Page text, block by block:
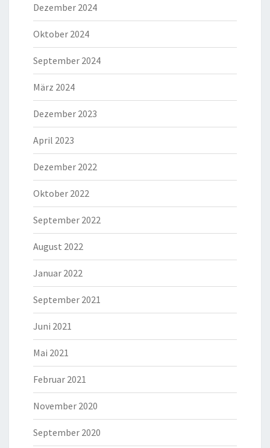
Dezember 2024
Oktober 2024
September 2024
März 2024
Dezember 2023
April 2023
Dezember 2022
Oktober 2022
September 2022
August 2022
Januar 2022
September 2021
Juni 2021
Mai 2021
Februar 2021
November 2020
September 2020